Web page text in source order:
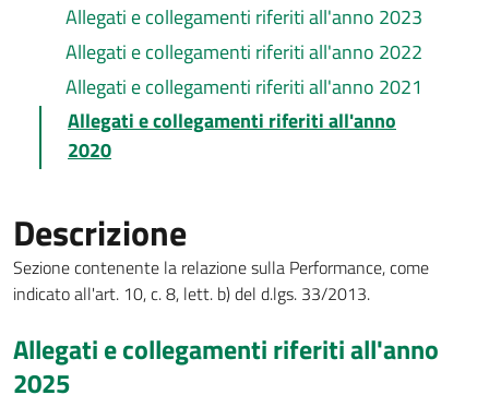
Allegati e collegamenti riferiti all'anno 2023
Allegati e collegamenti riferiti all'anno 2022
Allegati e collegamenti riferiti all'anno 2021
Allegati e collegamenti riferiti all'anno
2020
Descrizione
Sezione contenente la relazione sulla Performance, come
indicato all'art. 10, c. 8, lett. b) del d.lgs. 33/2013.
Allegati e collegamenti riferiti all'anno
2025